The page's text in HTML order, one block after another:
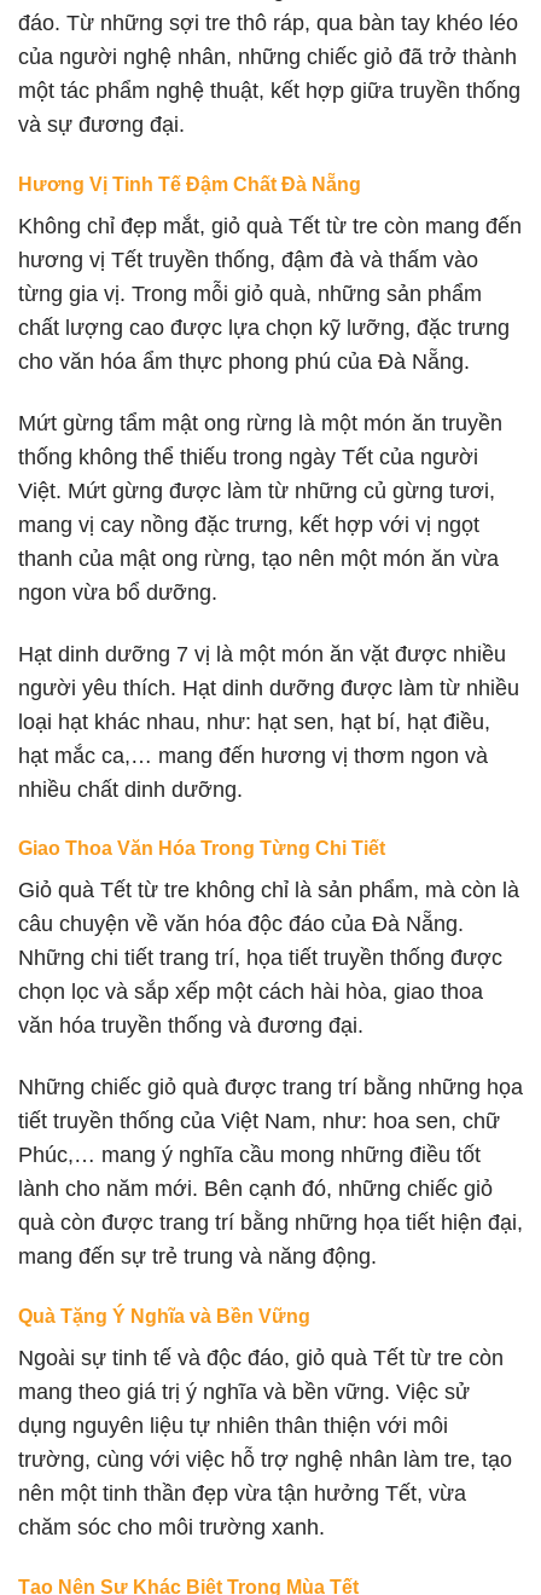
đáo. Từ những sợi tre thô ráp, qua bàn tay khéo léo
của người nghệ nhân, những chiếc giỏ đã trở thành
một tác phẩm nghệ thuật, kết hợp giữa truyền thống
và sự đương đại.
Hương Vị Tinh Tế Đậm Chất Đà Nẵng
Không chỉ đẹp mắt, giỏ quà Tết từ tre còn mang đến
hương vị Tết truyền thống, đậm đà và thấm vào
từng gia vị. Trong mỗi giỏ quà, những sản phẩm
chất lượng cao được lựa chọn kỹ lưỡng, đặc trưng
cho văn hóa ẩm thực phong phú của Đà Nẵng.
Mứt gừng tẩm mật ong rừng là một món ăn truyền
thống không thể thiếu trong ngày Tết của người
Việt. Mứt gừng được làm từ những củ gừng tươi,
mang vị cay nồng đặc trưng, kết hợp với vị ngọt
thanh của mật ong rừng, tạo nên một món ăn vừa
ngon vừa bổ dưỡng.
Hạt dinh dưỡng 7 vị là một món ăn vặt được nhiều
người yêu thích. Hạt dinh dưỡng được làm từ nhiều
loại hạt khác nhau, như: hạt sen, hạt bí, hạt điều,
hạt mắc ca,… mang đến hương vị thơm ngon và
nhiều chất dinh dưỡng.
Giao Thoa Văn Hóa Trong Từng Chi Tiết
Giỏ quà Tết từ tre không chỉ là sản phẩm, mà còn là
câu chuyện về văn hóa độc đáo của Đà Nẵng.
Những chi tiết trang trí, họa tiết truyền thống được
chọn lọc và sắp xếp một cách hài hòa, giao thoa
văn hóa truyền thống và đương đại.
Những chiếc giỏ quà được trang trí bằng những họa
tiết truyền thống của Việt Nam, như: hoa sen, chữ
Phúc,… mang ý nghĩa cầu mong những điều tốt
lành cho năm mới. Bên cạnh đó, những chiếc giỏ
quà còn được trang trí bằng những họa tiết hiện đại,
mang đến sự trẻ trung và năng động.
Quà Tặng Ý Nghĩa và Bền Vững
Ngoài sự tinh tế và độc đáo, giỏ quà Tết từ tre còn
mang theo giá trị ý nghĩa và bền vững. Việc sử
dụng nguyên liệu tự nhiên thân thiện với môi
trường, cùng với việc hỗ trợ nghệ nhân làm tre, tạo
nên một tinh thần đẹp vừa tận hưởng Tết, vừa
chăm sóc cho môi trường xanh.
Tạo Nên Sự Khác Biệt Trong Mùa Tết